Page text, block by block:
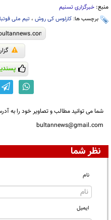
منبع: خبرگزاری تسنیم
برچسب ها: کارلوس کی روش ، تیم ملی
شما می توانید مطالب و تصاویر خود را به
bultannews@gmail.com
نظر شما
نام
ایمیل